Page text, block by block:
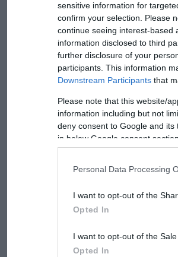
sensitive information for
confirm your selection. Please
continue seeing interest-based
information disclosed to third
further disclosure of your
participants. This information
Downstream Participants that
Please note that this website/
information including but not
deny consent to Google and
in below Google consent section.
Personal Data Processing
I want to opt-out of the
Opted In
I want to opt-out of the
Opted In